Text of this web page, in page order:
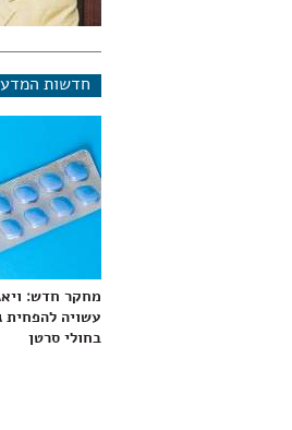
חדשות המדע
מחקר חדש:
עשויה להפחית
בחולי סרטן